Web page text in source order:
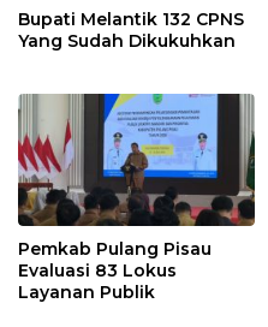
Bupati Melantik 132 CPNS
Yang Sudah Dikukuhkan
Pemkab Pulang Pisau
Evaluasi 83 Lokus
Layanan Publik